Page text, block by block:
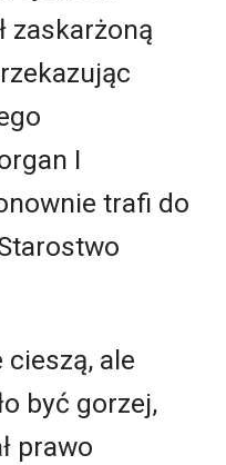
zaskarżoną
I
trafi do
ale
być gorzej,
prawo